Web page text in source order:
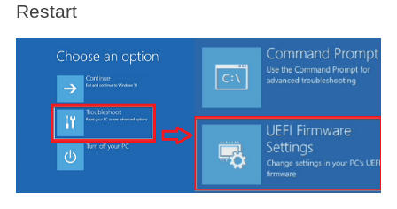
Restart